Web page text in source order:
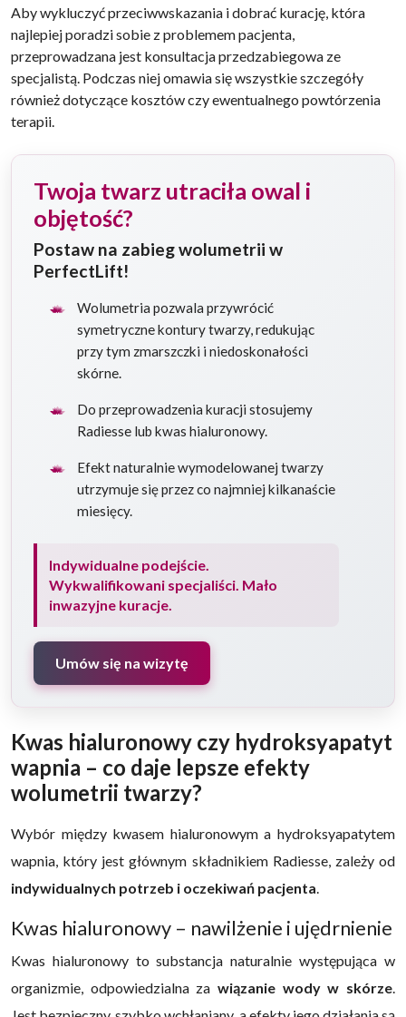
Aby wykluczyć przeciwwskazania i dobrać kurację, która
najlepiej poradzi sobie z problemem pacjenta,
przeprowadzana jest konsultacja przedzabiegowa ze
specjalistą. Podczas niej omawia się wszystkie szczegóły
również dotyczące kosztów czy ewentualnego powtórzenia
terapii.
Twoja twarz utraciła owal i
objętość?
Postaw na zabieg wolumetrii w
PerfectLift!
Wolumetria pozwala przywrócić
symetryczne kontury twarzy, redukując
przy tym zmarszczki i niedoskonałości
skórne.
Do przeprowadzenia kuracji stosujemy
Radiesse lub kwas hialuronowy.
Efekt naturalnie wymodelowanej twarzy
utrzymuje się przez co najmniej kilkanaście
miesięcy.
Indywidualne podejście.
Wykwalifikowani specjaliści. Mało
inwazyjne kuracje.
Umów się na wizytę
Kwas hialuronowy czy hydroksyapatyt
wapnia – co daje lepsze efekty
wolumetrii twarzy?
Wybór między kwasem hialuronowym a hydroksyapatytem
wapnia, który jest głównym składnikiem Radiesse, zależy od
indywidualnych potrzeb i oczekiwań pacjenta
Kwas hialuronowy – nawilżenie i ujędrnienie
Kwas hialuronowy to substancja naturalnie występująca w
organizmie, odpowiedzialna za wiązanie wody w skórze